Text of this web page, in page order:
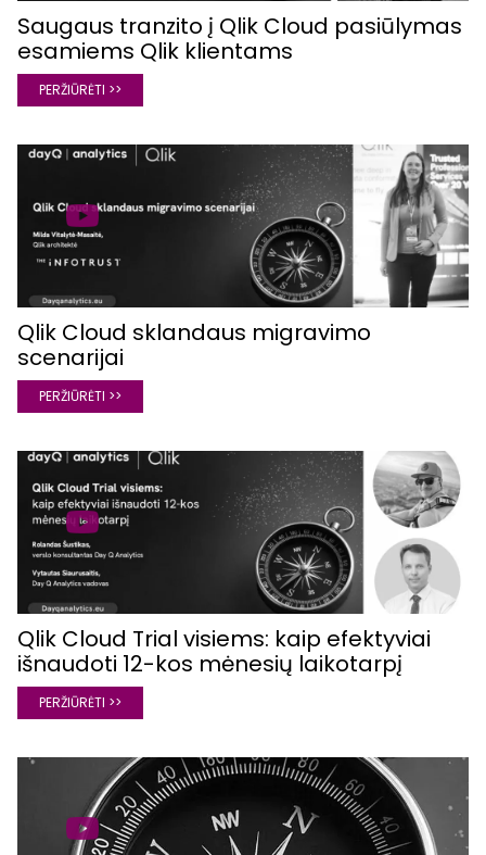
Saugaus tranzito į Qlik Cloud pasiūlymas
esamiems Qlik klientams
PERŽIŪRĖTI >>
Qlik Cloud sklandaus migravimo
scenarijai
PERŽIŪRĖTI >>
Qlik Cloud Trial visiems: kaip efektyviai
išnaudoti 12-kos mėnesių laikotarpį
PERŽIŪRĖTI >>